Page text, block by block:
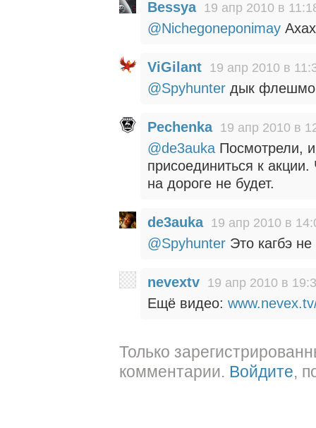
Bessya 19 апр 2010 в
@Nichegoneponimay
ViGilant 19 апр 2010 в
@Spyhunter дык
Pechenka 19 апр 2010 в
@de3auka Посмотрели,
присоединиться к
на дороге не будет.
de3auka 19 апр 2010 в
@Spyhunter Это кагбэ
nevextv 19 апр 2010 в
Ещё видео:
Только
комментарии. Войдите,